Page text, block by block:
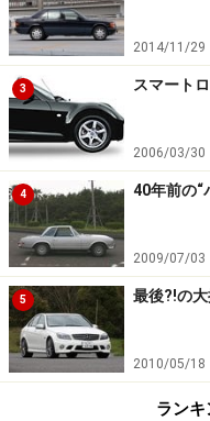
2014/11/29
3 スマート
2006/03/30
4 40年前の“
2009/07/03
5 最後?!の
2010/05/18
ラン